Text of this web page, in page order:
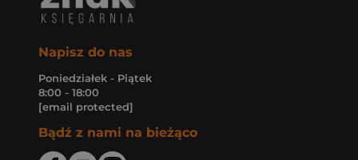
Napisz do nas
Poniedziałek - Piątek
8:00 - 18:00
[email protected]
Bądź z nami na bieżąco